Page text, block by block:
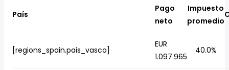
País
Pago
neto
Impuesto
promedio
[regions_spain.pais_vasco]
EUR
1.097.965
40.0%